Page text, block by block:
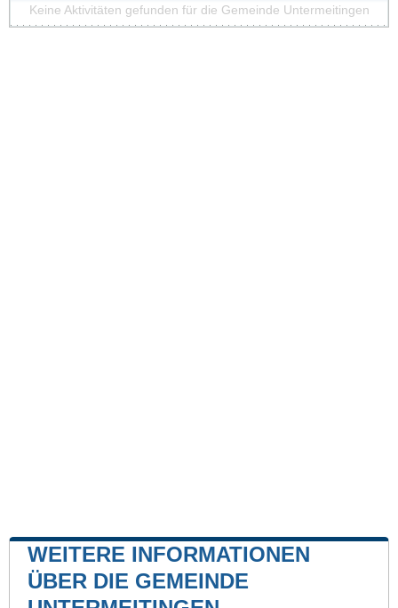
Keine Aktivitäten gefunden für die Gemeinde Untermeitingen
WEITERE INFORMATIONEN
ÜBER DIE GEMEINDE